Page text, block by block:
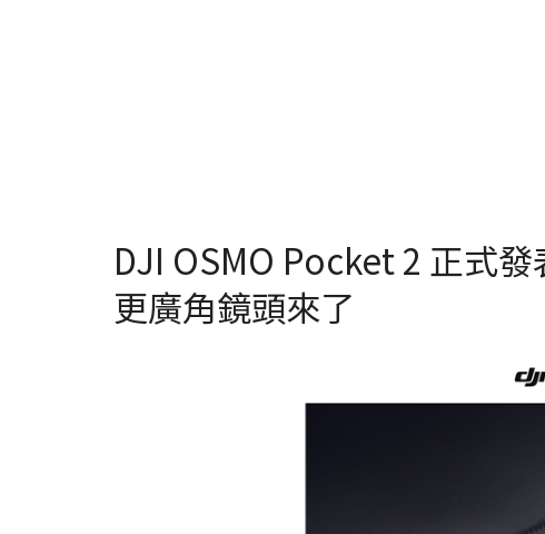
DJI OSMO Pocket 2 正式
更廣角鏡頭來了